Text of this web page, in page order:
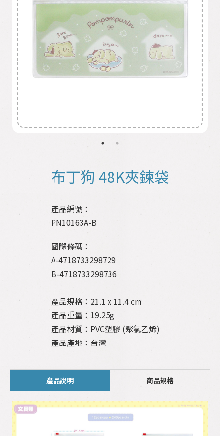
布丁狗 48K夾鍊袋
產品編號：
PN10163A-B
國際條碼：
A-4718733298729
B-4718733298736
產品規格：21.1 x 11.4 cm
產品重量：19.25g
產品材質：PVC塑膠 (聚氯乙烯)
產品產地：台灣
產品說明 商品規格